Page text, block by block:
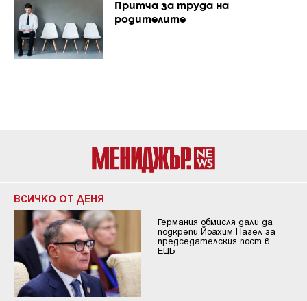
Притча за труда на
родителите
ВСИЧКО ОТ ДЕНЯ
Германия обмисля дали да
подкрепи Йоахим Нагел за
председателския пост в
ЕЦБ